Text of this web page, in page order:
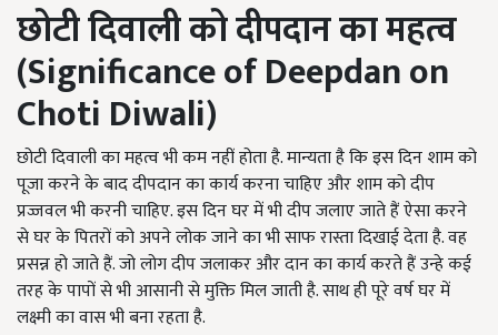
छोटी दिवाली को दीपदान का महत्व
(Significance of Deepdan on
Choti Diwali)
छोटी दिवाली का महत्व भी कम नहीं होता है. मान्यता है कि इस दिन शाम को
पूजा करने के बाद दीपदान का कार्य करना चाहिए और शाम को दीप
प्रज्जवल भी करनी चाहिए. इस दिन घर में भी दीप जलाए जाते हैं ऐसा करने
से घर के पितरों को अपने लोक जाने का भी साफ रास्ता दिखाई देता है. वह
प्रसन्न हो जाते हैं. जो लोग दीप जलाकर और दान का कार्य करते हैं उन्हे कई
तरह के पापों से भी आसानी से मुक्ति मिल जाती है. साथ ही पूरे वर्ष घर में
लक्ष्मी का वास भी बना रहता है.